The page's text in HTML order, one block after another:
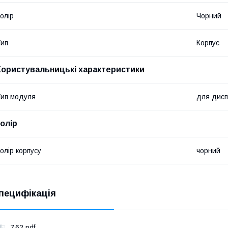
Чорний
Корпус
характеристики
модуля для
корпусу чорний